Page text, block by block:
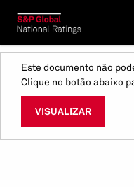
Este documento não
Clique no botão abaixo
VISUALIZAR